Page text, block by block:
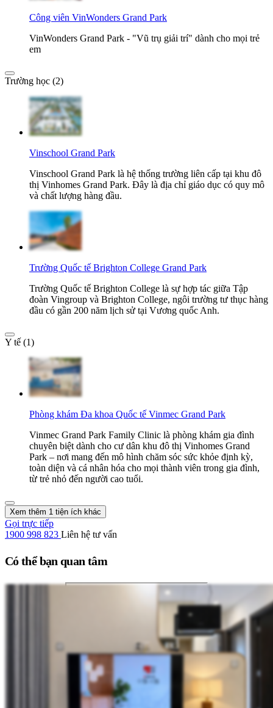
Công viên VinWonders Grand Park
VinWonders Grand Park - "Vũ trụ giải trí" dành cho mọi trẻ
em
Trường học (2)
Vinschool Grand Park
Vinschool Grand Park là hệ thống trường liên cấp tại khu đô
thị Vinhomes Grand Park. Đây là địa chỉ giáo dục có quy mô
và chất lượng hàng đầu.
Trường Quốc tế Brighton College Grand Park
Trường Quốc tế Brighton College là sự hợp tác giữa Tập
đoàn Vingroup và Brighton College, ngôi trường tư thục hàng
đầu có gần 200 năm lịch sử tại Vương quốc Anh.
Y tế (1)
Phòng khám Đa khoa Quốc tế Vinmec Grand Park
Vinmec Grand Park Family Clinic là phòng khám gia đình
chuyên biệt dành cho cư dân khu đô thị Vinhomes Grand
Park – nơi mang đến mô hình chăm sóc sức khỏe định kỳ,
toàn diện và cá nhân hóa cho mọi thành viên trong gia đình,
từ trẻ nhỏ đến người cao tuổi.
Xem thêm 1 tiện ích khác
Gọi trực tiếp
1900 998 823 Liên hệ tư vấn
Có thể bạn quan tâm